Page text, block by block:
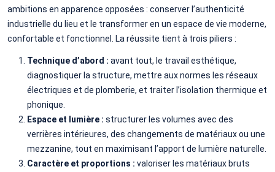
ambitions en apparence opposées : conserver l’authenticité
industrielle du lieu et le transformer en un espace de vie moderne,
confortable et fonctionnel. La réussite tient à trois piliers :
Technique d’abord : avant tout, le travail esthétique,
diagnostiquer la structure, mettre aux normes les réseaux
électriques et de plomberie, et traiter l’isolation thermique et
phonique.
Espace et lumière : structurer les volumes avec des
verrières intérieures, des changements de matériaux ou une
mezzanine, tout en maximisant l’apport de lumière naturelle.
Caractère et proportions : valoriser les matériaux bruts